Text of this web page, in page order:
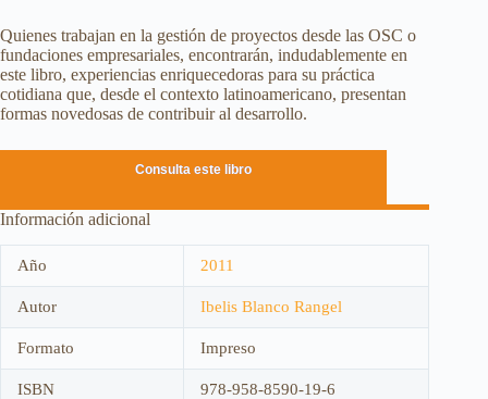
Quienes trabajan en la gestión de proyectos desde las OSC o
fundaciones empresariales, encontrarán, indudablemente en
este libro, experiencias enriquecedoras para su práctica
cotidiana que, desde el contexto latinoamericano, presentan
formas novedosas de contribuir al desarrollo.
Consulta este libro
Información adicional
Año 2011
Autor Ibelis Blanco Rangel
Formato Impreso
ISBN 978-958-8590-19-6